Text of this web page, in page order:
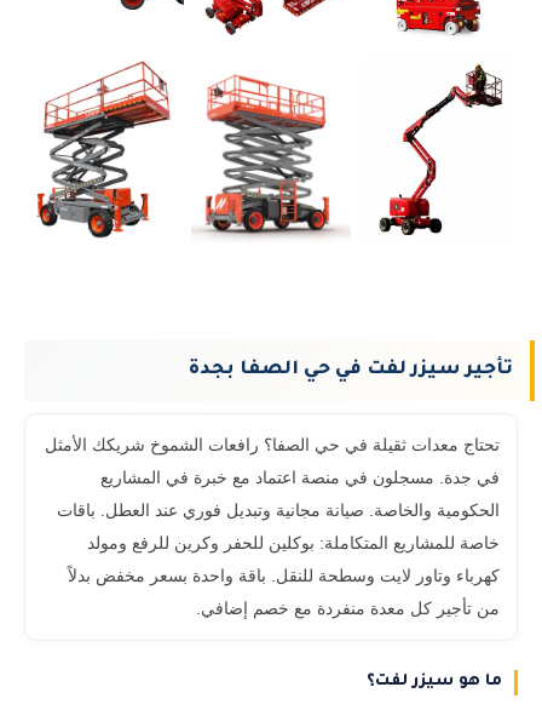
تأجير سيزر لفت في حي الصفا بجدة
تحتاج معدات ثقيلة في حي الصفا؟ رافعات الشموخ شريكك الأمثل
في جدة. مسجلون في منصة اعتماد مع خبرة في المشاريع
الحكومية والخاصة. صيانة مجانية وتبديل فوري عند العطل. باقات
خاصة للمشاريع المتكاملة: بوكلين للحفر وكرين للرفع ومولد
كهرباء وتاور لايت وسطحة للنقل. باقة واحدة بسعر مخفض بدلاً
من تأجير كل معدة منفردة مع خصم إضافي.
ما هو سيزر لفت؟